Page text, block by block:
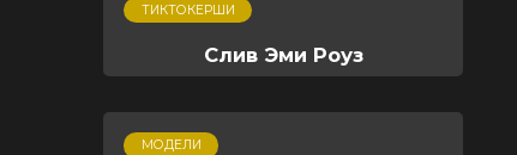
ТИКТОКЕРШИ
Слив Эми Роуз
МОДЕЛИ